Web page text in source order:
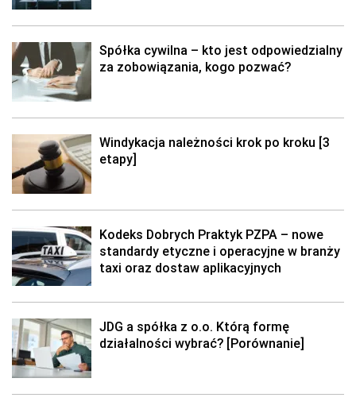
Spółka cywilna – kto jest odpowiedzialny
za zobowiązania, kogo pozwać?
Windykacja należności krok po kroku [3
etapy]
Kodeks Dobrych Praktyk PZPA – nowe
standardy etyczne i operacyjne w branży
taxi oraz dostaw aplikacyjnych
JDG a spółka z o.o. Którą formę
działalności wybrać? [Porównanie]